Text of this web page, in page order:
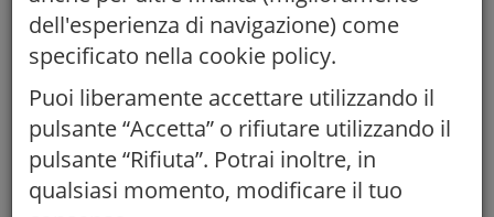
dell'esperienza di navigazione) come
specificato nella cookie policy.
Puoi liberamente accettare utilizzando il
pulsante “Accetta” o rifiutare utilizzando il
pulsante “Rifiuta”. Potrai inoltre, in
qualsiasi momento, modificare il tuo
Sistema chiave per un nuovo
approccio alla nutrizione
16/05/2024
16:30
Informatore Agrario Verona (VR)
Proponente: Ordine di Verona